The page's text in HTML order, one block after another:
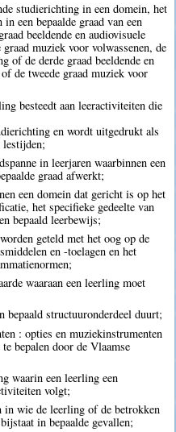
studierichting in een domein, het
een bepaalde graad van een
beeldende en audiovisuele
muziek voor volwassenen, de
of de derde graad beeldende en
de tweede graad muziek voor
besteedt aan leeractiviteiten die
en wordt uitgedrukt als
lestijden;
in leerjaren waarbinnen een
graad afwerkt;
een domein dat gericht is op het
het specifieke gedeelte van
bepaald leerbewijs;
geteld met het oog op de
en -toelagen en het
waaraan een leerling moet
bepaald structuuronderdeel duurt;
: opties en muziekinstrumenten
bepalen door de Vlaamse
waarin een leerling een
volgt;
in wie de leerling of de betrokken
in bepaalde gevallen;